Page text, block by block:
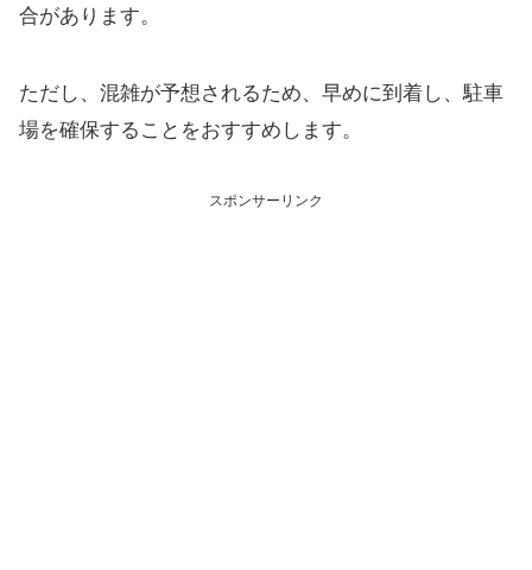
合があります。
ただし、混雑が予想されるため、早めに到着し、駐車
場を確保することをおすすめします。
スポンサーリンク